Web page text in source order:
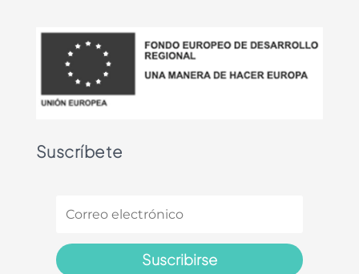
Suscríbete
Suscribirse